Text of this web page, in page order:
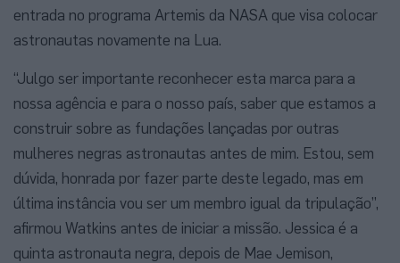
entrada no programa Artemis da NASA que visa colocar
astronautas novamente na Lua.
“Julgo ser importante reconhecer esta marca para a
nossa agência e para o nosso país, saber que estamos a
construir sobre as fundações lançadas por outras
mulheres negras astronautas antes de mim. Estou, sem
dúvida, honrada por fazer parte deste legado, mas em
última instância vou ser um membro igual da tripulação”,
afirmou Watkins antes de iniciar a missão. Jessica é a
quinta astronauta negra, depois de Mae Jemison,